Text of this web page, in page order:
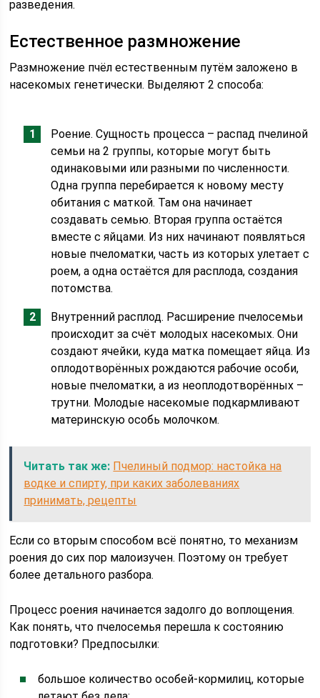
разведения.
Естественное размножение
Размножение пчёл естественным путём заложено в
насекомых генетически. Выделяют 2 способа:
Роение. Сущность процесса – распад пчелиной
семьи на 2 группы, которые могут быть
одинаковыми или разными по численности.
Одна группа перебирается к новому месту
обитания с маткой. Там она начинает
создавать семью. Вторая группа остаётся
вместе с яйцами. Из них начинают появляться
новые пчеломатки, часть из которых улетает с
роем, а одна остаётся для расплода, создания
потомства.
Внутренний расплод. Расширение пчелосемьи
происходит за счёт молодых насекомых. Они
создают ячейки, куда матка помещает яйца. Из
оплодотворённых рождаются рабочие особи,
новые пчеломатки, а из неоплодотворённых –
трутни. Молодые насекомые подкармливают
материнскую особь молочком.
Читать так же: Пчелиный подмор: настойка на
водке и спирту, при каких заболеваниях
принимать, рецепты
Если со вторым способом всё понятно, то механизм
роения до сих пор малоизучен. Поэтому он требует
более детального разбора.
Процесс роения начинается задолго до воплощения.
Как понять, что пчелосемья перешла к состоянию
подготовки? Предпосылки:
большое количество особей-кормилиц, которые